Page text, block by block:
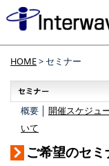
HOME> セミナー
概要 │ 開催スケジュ
いて
ご希望のセ